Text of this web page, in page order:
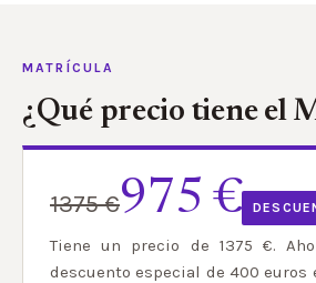
MATRÍCULA
¿Qué precio tiene el
1375 €975 €
Tiene un precio de 1375 €.
descuento especial de 400 euros